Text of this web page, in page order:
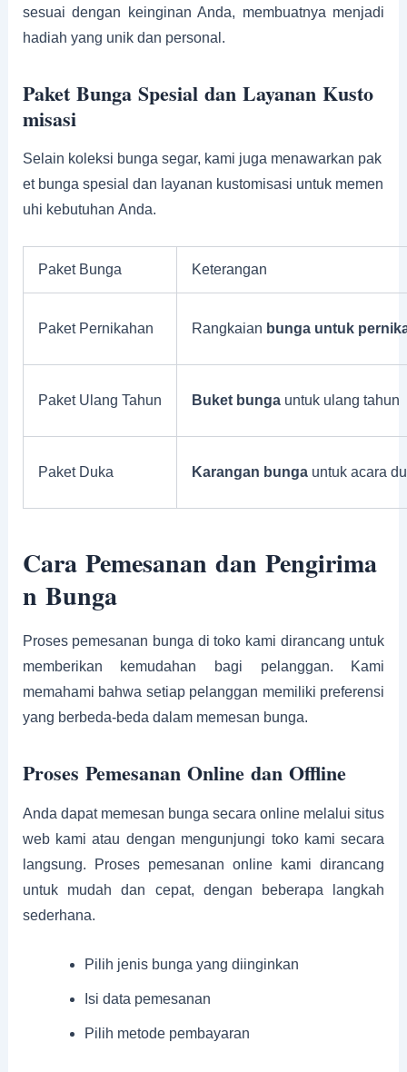
sesuai dengan keinginan Anda, membuatnya menjadi
hadiah yang unik dan personal.
Paket Bunga Spesial dan Layanan Kusto
misasi
Selain koleksi bunga segar, kami juga menawarkan pak
et bunga spesial dan layanan kustomisasi untuk memen
uhi kebutuhan Anda.
Paket Bunga Keterangan
Paket Pernikahan Rangkaian bunga untuk
Paket Ulang Tahun Buket bungauntuk ulang tahun
Paket Duka Karangan bungauntuk acara
Cara Pemesanan dan Pengirima
n Bunga
Proses pemesanan bunga di toko kami dirancang untuk
memberikan kemudahan bagi pelanggan. Kami
memahami bahwa setiap pelanggan memiliki preferensi
yang berbeda-beda dalam memesan bunga.
Proses Pemesanan Online dan Offline
Anda dapat memesan bunga secara online melalui situs
web kami atau dengan mengunjungi toko kami secara
langsung. Proses pemesanan online kami dirancang
untuk mudah dan cepat, dengan beberapa langkah
sederhana.
Pilih jenis bunga yang diinginkan
Isi data pemesanan
Pilih metode pembayaran